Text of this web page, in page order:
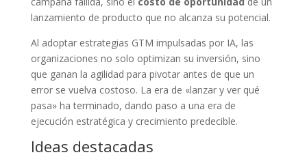
lanzamiento de producto que no alcanza su potencial.
Al adoptar estrategias GTM impulsadas por IA, las
organizaciones no solo optimizan su inversión, sino
que ganan la agilidad para pivotar antes de que un
error se vuelva costoso. La era de «lanzar y ver qué
pasa» ha terminado, dando paso a una era de
ejecución estratégica y crecimiento predecible.
Ideas destacadas